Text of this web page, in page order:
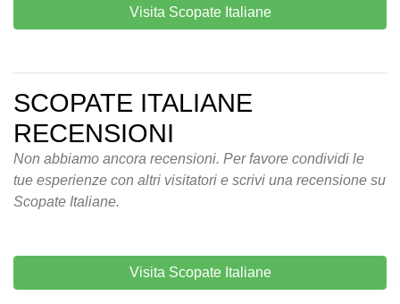
Visita Scopate Italiane
SCOPATE ITALIANE
RECENSIONI
Non abbiamo ancora recensioni. Per favore condividi le
tue esperienze con altri visitatori e scrivi una recensione su
Scopate Italiane.
Visita Scopate Italiane